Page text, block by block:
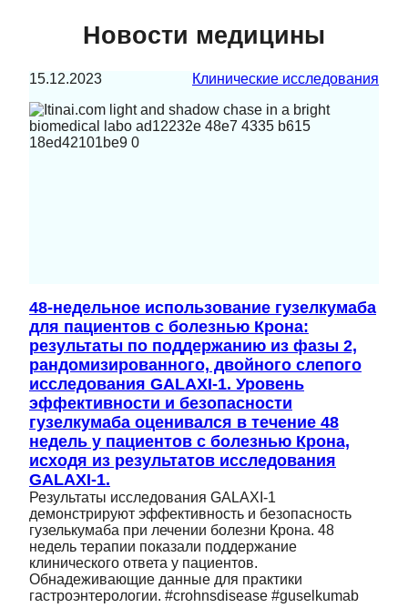
Новости медицины
15.12.2023 Клинические исследования
48-недельное использование гузелкумаба
для пациентов с болезнью Крона:
результаты по поддержанию из фазы 2,
рандомизированного, двойного слепого
исследования GALAXI-1. Уровень
эффективности и безопасности
гузелкумаба оценивался в течение 48
недель у пациентов с болезнью Крона,
исходя из результатов исследования
GALAXI-1.
Результаты исследования GALAXI-1
демонстрируют эффективность и безопасность
гузелькумаба при лечении болезни Крона. 48
недель терапии показали поддержание
клинического ответа у пациентов.
Обнадеживающие данные для практики
гастроэнтерологии. #crohnsdisease #guselkumab